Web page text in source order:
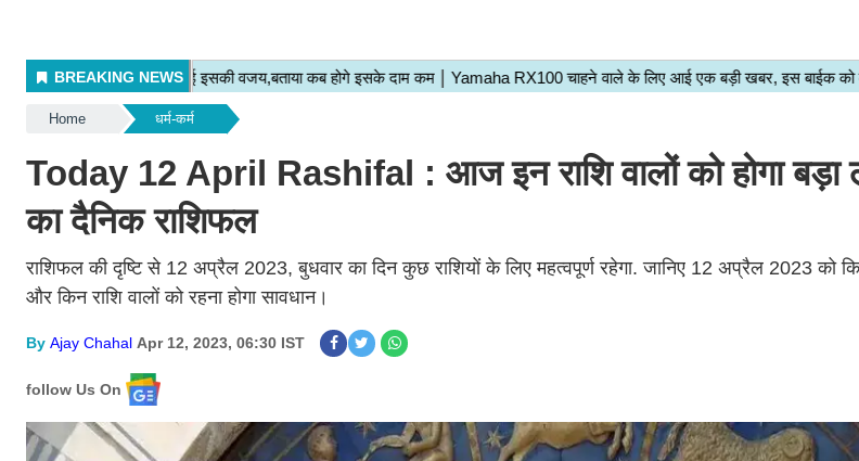
Home धर्म-कर्म
Today 12 April Rashifal : आज इन राशि वालों को होगा
का दैनिक राशिफल
राशिफल की दृष्टि से 12 अप्रैल 2023, बुधवार का दिन कुछ राशियों के लिए महत्वपूर्ण रहेगा. जानिए 12 अप्रैल 2023 को किन
और किन राशि वालों को रहना होगा सावधान।
By Ajay Chahal Apr 12, 2023, 06:30 IST
follow Us On